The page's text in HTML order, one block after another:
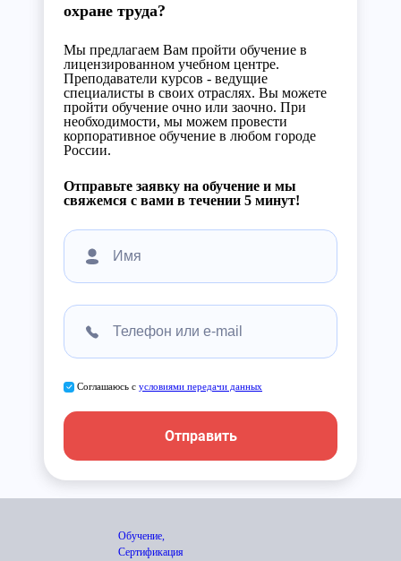
охране труда?
Мы предлагаем Вам пройти обучение в
лицензированном учебном центре.
Преподаватели курсов - ведущие
специалисты в своих отраслях. Вы можете
пройти обучение очно или заочно. При
необходимости, мы можем провести
корпоративное обучение в любом городе
России.
Отправьте заявку на обучение и мы
свяжемся с вами в течении 5 минут!
Соглашаюсь с условиями передачи данных
Отправить
Обучение,
Сертификация